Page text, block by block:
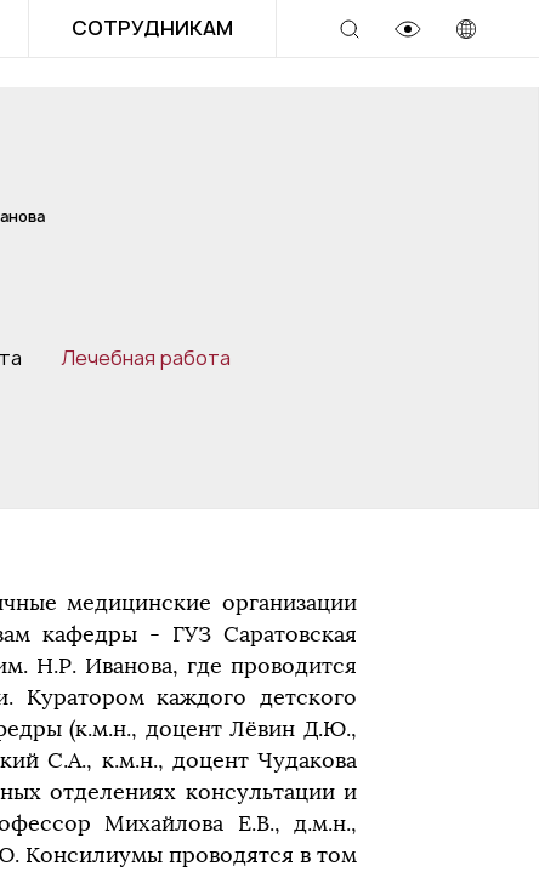
СОТРУДНИКАМ
Лечебная работа
медицинские организации
кафедры - ГУЗ Саратовская
Н.Р. Иванова, где проводится
Куратором каждого детского
(к.м.н., доцент Лёвин Д.Ю.,
С.А., к.м.н., доцент Чудакова
отделениях консультации и
Михайлова Е.В., д.м.н.,
Консилиумы проводятся в том